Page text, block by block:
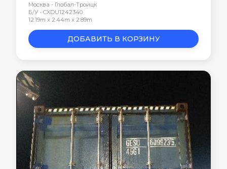
Москва - Глобал-Троицк
Б/У • CXDU1242340
12.19m x 2.44m x 2.89m
ДОБАВИТЬ В КОРЗИНУ